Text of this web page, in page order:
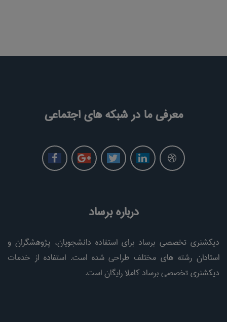
معرفی ما در شبکه های اجتماعی
درباره برساد
دیکشنری تخصصی برساد برای استفاده دانشجویان، پژوهشگران و
استادان رشته های مختلف طراحی شده است. استفاده از خدمات
دیکشنری تخصصی برساد کاملا رایگان است.